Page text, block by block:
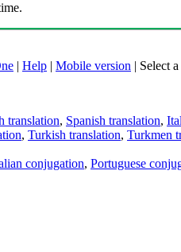
| Help | Mobile version | Select
translation, Spanish translation,
, Turkish translation, Turkmen
conjugation, Portuguese